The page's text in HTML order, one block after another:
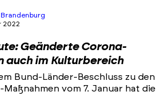
2022
Geänderte Corona-
auch im Kulturbereich
Bund-Länder-Beschluss zu den
Maßnahmen vom 7. Januar hat die